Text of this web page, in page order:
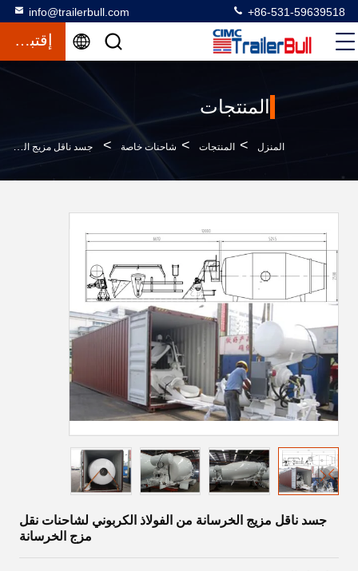
info@trailerbull.com +86-531-59639518
إقتباس
المنتجات
المنزل > المنتجات > شاحنات خاصة > جسد ناقل مزيج الخرسانة من الفولاذ الكربوني لشاحنات نقل مزج الخرسانة
جسد ناقل مزيج الخرسانة من الفولاذ الكربوني لشاحنات نقل
مزج الخرسانة